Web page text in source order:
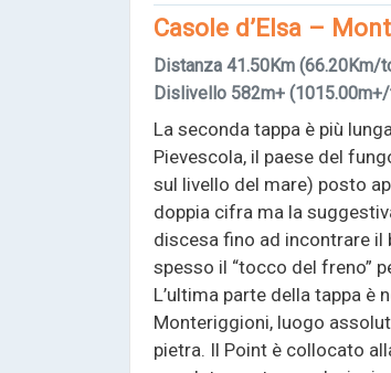
Casole d’Elsa –
Distanza 41.50Km (66.20Km/
Dislivello 582m+
La seconda tappa è più
Pievescola, il paese del
sul livello del mare) posto
doppia cifra ma la
discesa fino ad incontrare
spesso il “tocco del freno”
L’ultima parte della tappa è
Monteriggioni, luogo
pietra. Il Point è collocato